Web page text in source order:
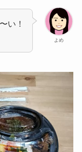
よめ
い！